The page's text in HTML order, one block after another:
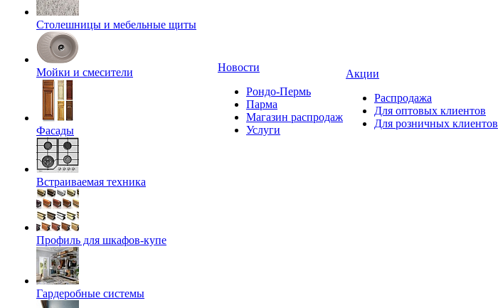
Столешницы и мебельные щиты
Мойки и смесители
Фасады
Встраиваемая техника
Профиль для шкафов-купе
Гардеробные системы
Новости
Рондо-Пермь
Парма
Магазин распродаж
Услуги
Акции
Распродажа
Для оптовых клиентов
Для розничных клиентов